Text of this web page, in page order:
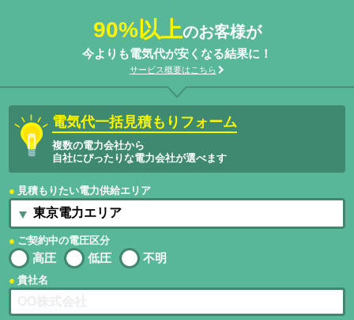
90%以上のお客様が
今よりも電気代が安くなる結果に！
サービス概要はこちら
電気代一括見積もりフォーム
複数の電力会社から
自社にぴったりな電力会社が選べます
見積もりたい電力供給エリア
ご契約中の電圧区分
高圧 低圧 不明
貴社名